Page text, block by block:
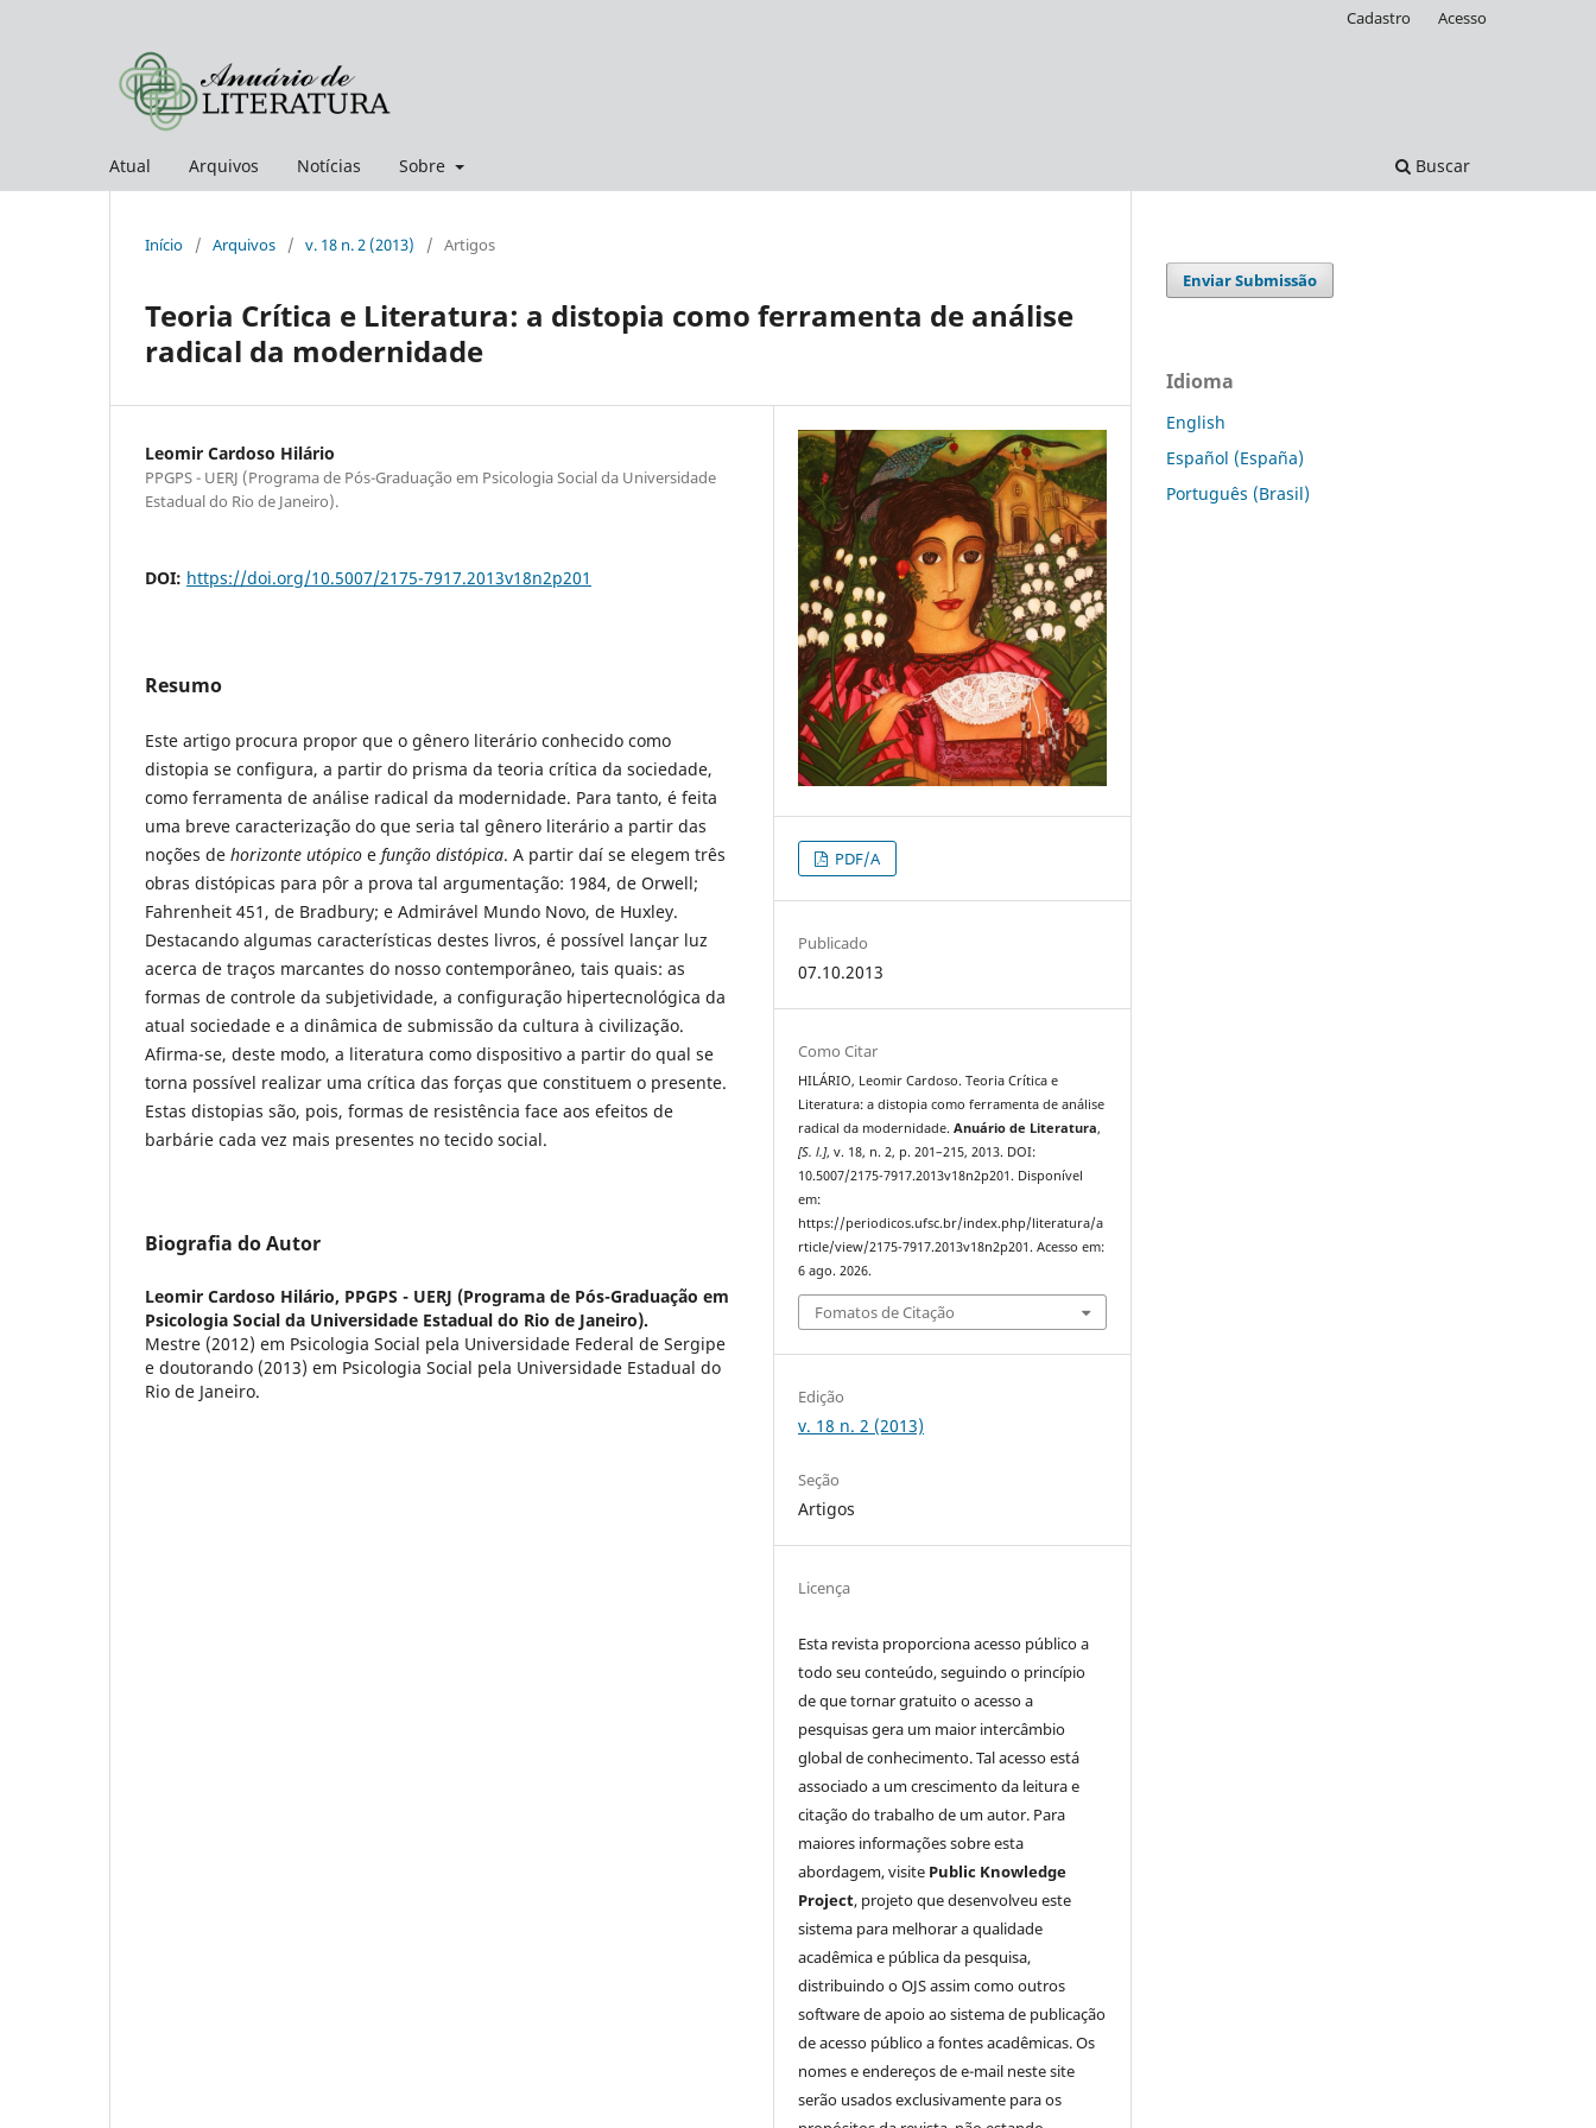
Atual Arquivos Notícias Sobre Buscar
Cadastro Acesso
Início / Arquivos / v. 18 n. 2 (2013) / Artigos
Teoria Crítica e Literatura: a distopia como ferramenta de análise
radical da modernidade
Leomir Cardoso Hilário
PPGPS - UERJ (Programa de Pós-Graduação em Psicologia Social da Universidade
Estadual do Rio de Janeiro).
DOI: https://doi.org/10.5007/2175-7917.2013v18n2p201
Resumo
Este artigo procura propor que o gênero literário conhecido como
distopia se configura, a partir do prisma da teoria crítica da sociedade,
como ferramenta de análise radical da modernidade. Para tanto, é feita
uma breve caracterização do que seria tal gênero literário a partir das
noções de horizonte utópico e função distópica. A partir daí se elegem três
obras distópicas para pôr a prova tal argumentação: 1984, de Orwell;
Fahrenheit 451, de Bradbury; e Admirável Mundo Novo, de Huxley.
Destacando algumas características destes livros, é possível lançar luz
acerca de traços marcantes do nosso contemporâneo, tais quais: as
formas de controle da subjetividade, a configuração hipertecnológica da
atual sociedade e a dinâmica de submissão da cultura à civilização.
Afirma-se, deste modo, a literatura como dispositivo a partir do qual se
torna possível realizar uma crítica das forças que constituem o presente.
Estas distopias são, pois, formas de resistência face aos efeitos de
barbárie cada vez mais presentes no tecido social.
Biografia do Autor
Leomir Cardoso Hilário, PPGPS - UERJ (Programa de Pós-Graduação em
Psicologia Social da Universidade Estadual do Rio de Janeiro).
Mestre (2012) em Psicologia Social pela Universidade Federal de Sergipe
e doutorando (2013) em Psicologia Social pela Universidade Estadual do
Rio de Janeiro.
PDF/A
Publicado
07.10.2013
Como Citar
HILÁRIO, Leomir Cardoso. Teoria Crítica e
Literatura: a distopia como ferramenta de análise
radical da modernidade.Anuário de Literatura,
[S. l.], v. 18, n. 2, p. 201–215, 2013. DOI:
10.5007/2175-7917.2013v18n2p201. Disponível
em:
https://periodicos.ufsc.br/index.php/literatura/a
rticle/view/2175-7917.2013v18n2p201. Acesso em:
6 ago. 2026.
Fomatos de Citação
Edição
v. 18 n. 2 (2013)
Seção
Artigos
Licença
Esta revista proporciona acesso público a
todo seu conteúdo, seguindo o princípio
de que tornar gratuito o acesso a
pesquisas gera um maior intercâmbio
global de conhecimento. Tal acesso está
associado a um crescimento da leitura e
citação do trabalho de um autor. Para
maiores informações sobre esta
abordagem, visite Public Knowledge
Project, projeto que desenvolveu este
sistema para melhorar a qualidade
acadêmica e pública da pesquisa,
distribuindo o OJS assim como outros
software de apoio ao sistema de publicação
de acesso público a fontes acadêmicas. Os
nomes e endereços de e-mail neste site
serão usados exclusivamente para os
Enviar Submissão
Idioma
English
Español (España)
Português (Brasil)